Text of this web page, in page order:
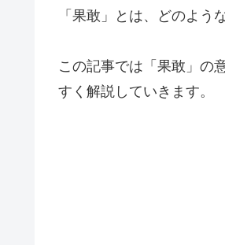
「果敢」とは、どのよう
この記事では「果敢」の
すく解説していきます。